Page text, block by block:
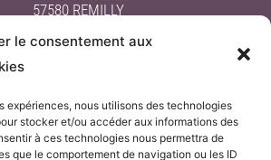
le consentement aux
expériences, nous utilisons des technologies
stocker et/ou accéder aux informations des
à ces technologies nous permettra de
que le comportement de navigation ou les ID
57580 REMILLY
Suivez-moi
F I